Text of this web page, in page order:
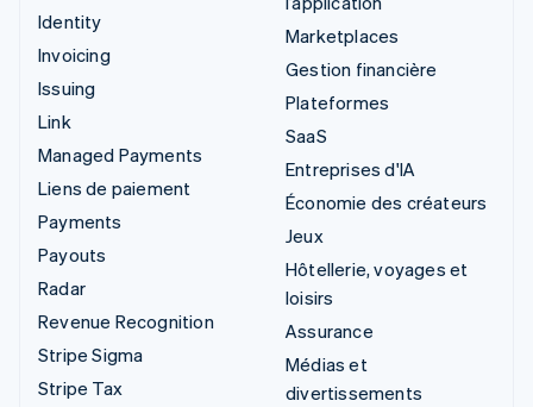
Identity
Invoicing
Issuing
Link
Managed Payments
Liens de paiement
Payments
Payouts
Radar
Revenue Recognition
Stripe Sigma
Stripe Tax
Marketplaces
Gestion financière
Plateformes
SaaS
Entreprises d'IA
Économie des créateurs
Jeux
Hôtellerie, voyages et
loisirs
Assurance
Médias et
divertissements